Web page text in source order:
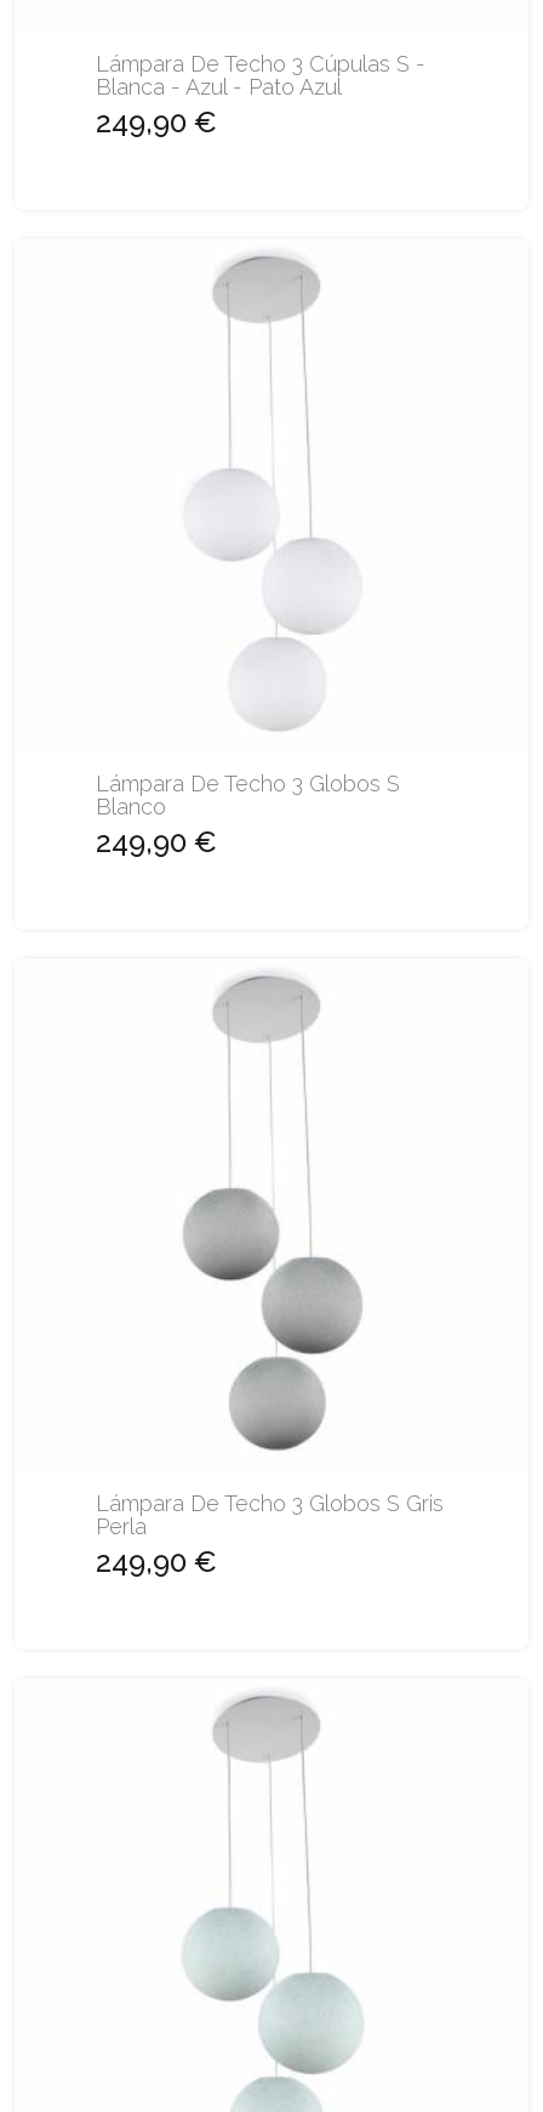
Lámpara De Techo 3 Cúpulas S -
Blanca - Azul - Pato Azul
249,90 €
Lámpara De Techo 3 Globos S
Blanco
249,90 €
Lámpara De Techo 3 Globos S Gris
Perla
249,90 €